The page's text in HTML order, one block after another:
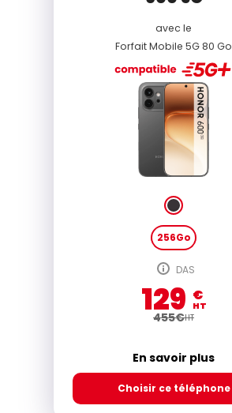
avec le
Forfait Mobile 5G 80 Go
256Go
DAS
129 €
HT
455€HT
En savoir plus
Choisir ce téléphone